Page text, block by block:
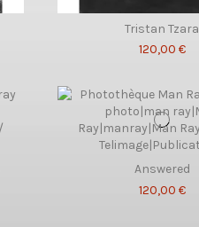
Tristan Tzara
120,00 €
Answered
120,00 €